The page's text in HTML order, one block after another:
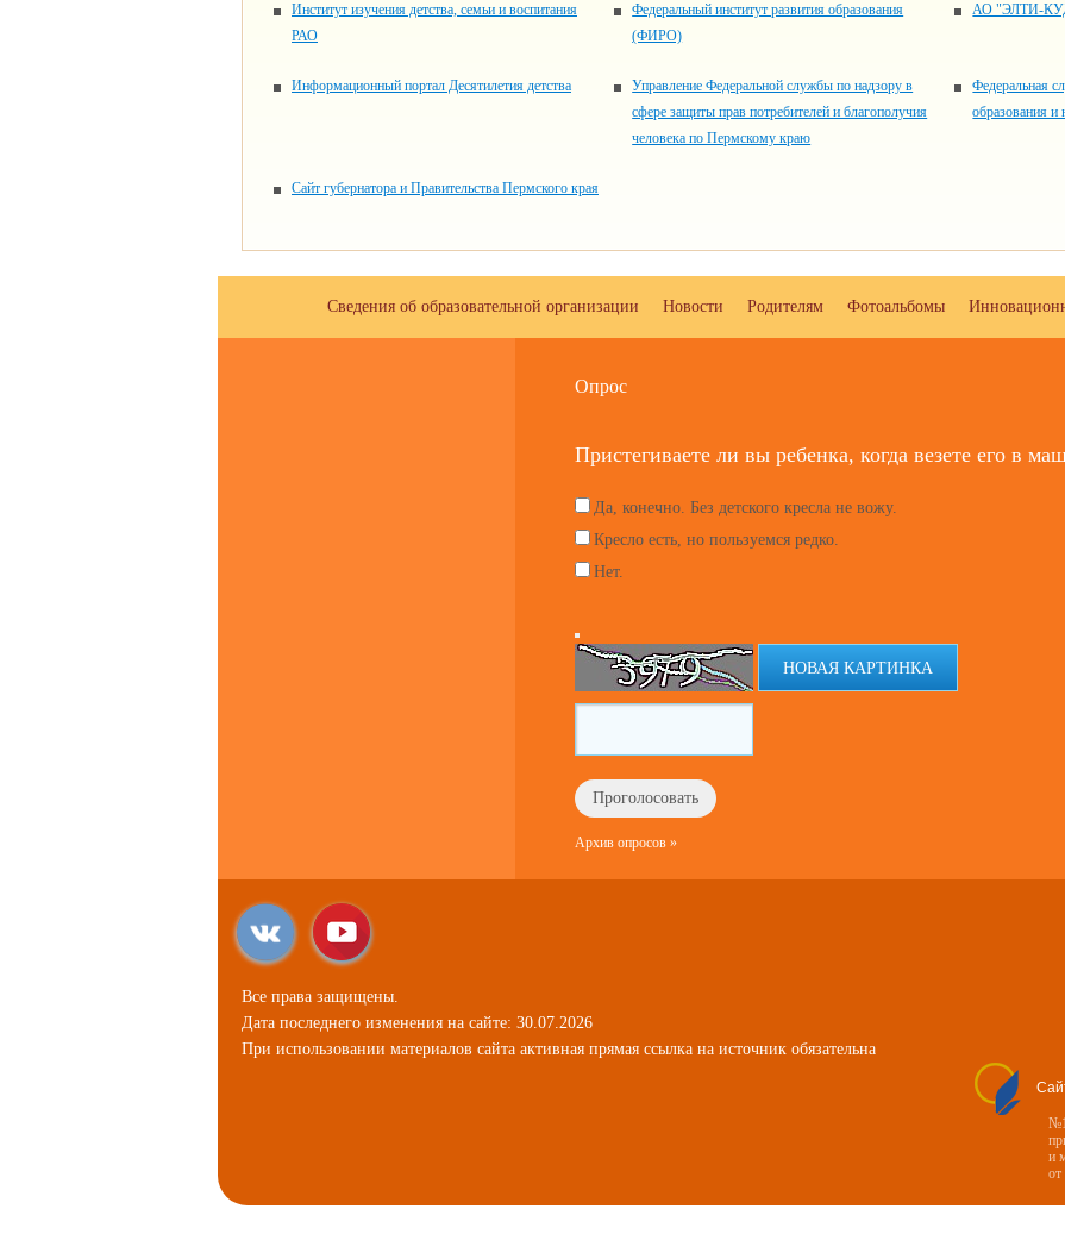
Институт изучения детства, семьи и воспитания
РАО
Федеральный институт развития образования
(ФИРО)
АО "ЭЛТИ-
Информационный портал Десятилетия детства
Управление Федеральной службы по надзору в
сфере защиты прав потребителей и благополучия
человека по Пермскому краю
Федеральная
образования и
Сайт губернатора и Правительства Пермского края
Сведения об образовательной организации Новости Родителям Фотоальбомы
Опрос
Пристегиваете ли вы ребенка, когда везете его в
Да, конечно. Без детского кресла не вожу.
Кресло есть, но пользуемся редко.
Нет.
НОВАЯ КАРТИНКА
Архив опросов »
Все права защищены.
Дата последнего изменения на сайте: 30.07.2026
При использовании материалов сайта активная прямая ссылка на источник обязательна
и